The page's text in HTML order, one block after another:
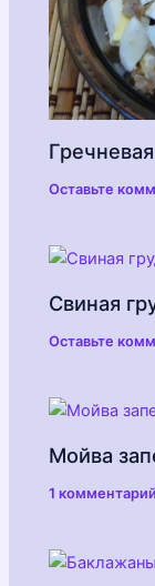
Оставьте
Свиная
Оставьте
Мойва
1 комментарий